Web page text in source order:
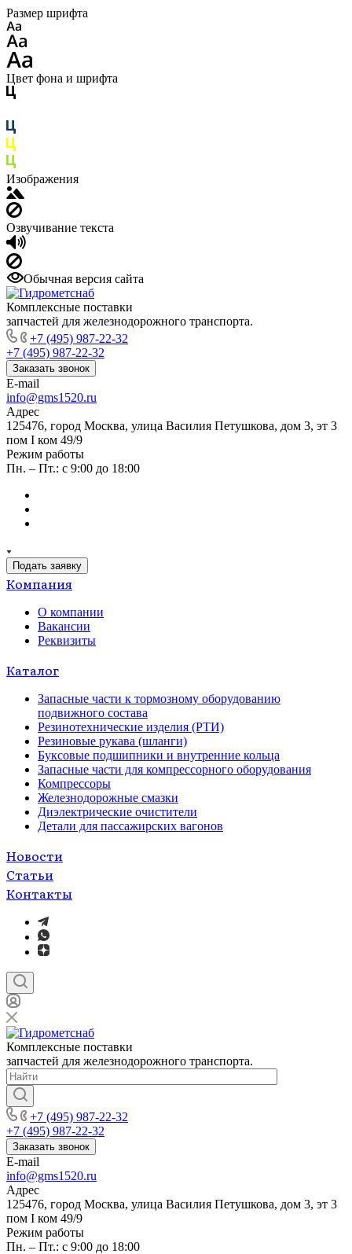
Размер шрифта
Цвет фона и шрифта
Изображения
Озвучивание текста
Обычная версия сайта
Комплексные поставки
запчастей для железнодорожного транспорта.
+7 (495) 987-22-32
+7 (495) 987-22-32
Заказать звонок
E-mail
info@gms1520.ru
Адрес
125476, город Москва, улица Василия Петушкова, дом 3, эт 3
пом I ком 49/9
Режим работы
Пн. – Пт.: с 9:00 до 18:00
Подать заявку
Компания
О компании
Вакансии
Реквизиты
Каталог
Запасные части к тормозному оборудованию
подвижного состава
Резинотехнические изделия (РТИ)
Резиновые рукава (шланги)
Буксовые подшипники и внутренние кольца
Запасные части для компрессорного оборудования
Компрессоры
Железнодорожные смазки
Диэлектрические очистители
Детали для пассажирских вагонов
Новости
Статьи
Контакты
Комплексные поставки
запчастей для железнодорожного транспорта.
+7 (495) 987-22-32
+7 (495) 987-22-32
Заказать звонок
E-mail
info@gms1520.ru
Адрес
125476, город Москва, улица Василия Петушкова, дом 3, эт 3
пом I ком 49/9
Режим работы
Пн. – Пт.: с 9:00 до 18:00